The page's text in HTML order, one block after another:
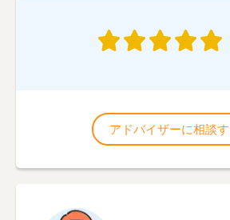
アドバイザーに相談